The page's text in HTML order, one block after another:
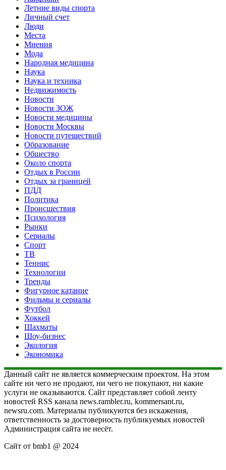
Летние виды спорта
Личный счет
Люди
Места
Мнения
Мода
Народная медицина
Наука
Наука и техника
Недвижимость
Новости
Новости ЗОЖ
Новости медицины
Новости Москвы
Новости путешествий
Образование
Общество
Около спорта
Отдых в России
Отдых за границей
ПДД
Политика
Происшествия
Психология
Рынки
Сериалы
Спорт
ТВ
Теннис
Технологии
Тренды
Фигурное катание
Фильмы и сериалы
Футбол
Хоккей
Шахматы
Шоу-бизнес
Экология
Экономика
Данный сайт не является коммерческим проектом. На этом
сайте ни чего не продают, ни чего не покупают, ни какие
услуги не оказываются. Сайт представляет собой ленту
новостей RSS канала news.rambler.ru, kommersant.ru,
newsru.com. Материалы публикуются без искажения,
ответственность за достоверность публикуемых новостей
Администрация сайта не несёт.
Сайт от bmb1 @ 2024